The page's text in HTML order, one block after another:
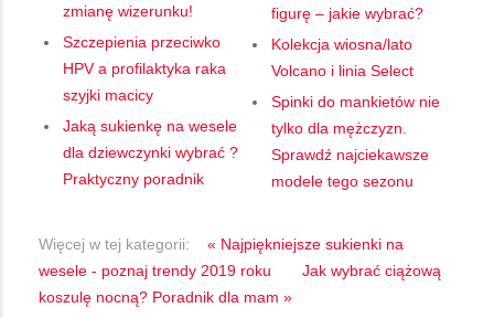
zmianę wizerunku!
Szczepienia przeciwko
HPV a profilaktyka raka
szyjki macicy
Jaką sukienkę na wesele
dla dziewczynki wybrać ?
Praktyczny poradnik
figurę – jakie wybrać?
Kolekcja wiosna/lato
Volcano i linia Select
Spinki do mankietów nie
tylko dla mężczyzn.
Sprawdź najciekawsze
modele tego sezonu
Więcej w tej kategorii:
« Najpiękniejsze sukienki na
wesele - poznaj trendy 2019 roku
Jak wybrać ciążową
koszulę nocną? Poradnik dla mam »